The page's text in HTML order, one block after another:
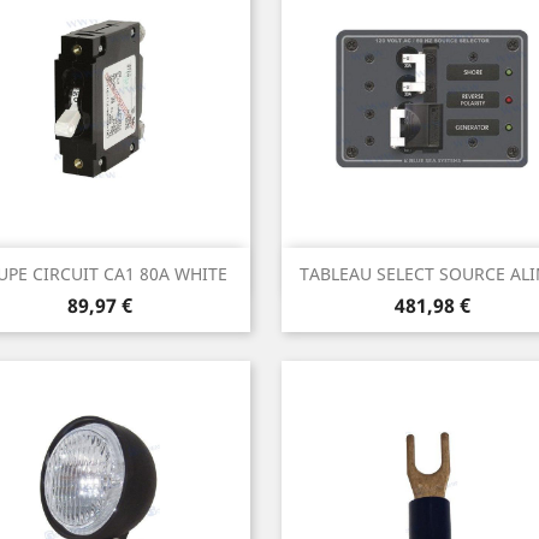
CIRCUIT CA1 80A WHITE
Prix
89,97 €
Aperçu rapide TABLEAU SELECT SOURCE
Prix
481,98 €
Aperçu rapide